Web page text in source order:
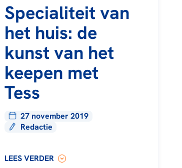
Specialiteit van
het huis: de
kunst van het
keepen met
Tess
27 november 2019
Redactie
LEES VERDER